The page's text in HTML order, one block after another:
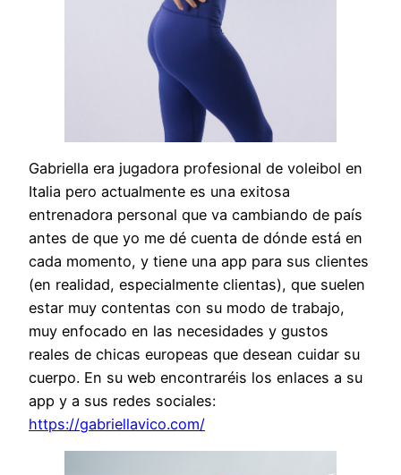
Gabriella era jugadora profesional de voleibol en
Italia pero actualmente es una exitosa
entrenadora personal que va cambiando de país
antes de que yo me dé cuenta de dónde está en
cada momento, y tiene una app para sus clientes
(en realidad, especialmente clientas), que suelen
estar muy contentas con su modo de trabajo,
muy enfocado en las necesidades y gustos
reales de chicas europeas que desean cuidar su
cuerpo. En su web encontraréis los enlaces a su
app y a sus redes sociales:
https://gabriellavico.com/